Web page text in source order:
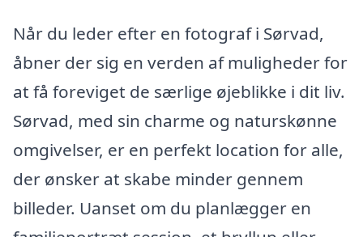
Når du leder efter en fotograf i Sørvad,
åbner der sig en verden af muligheder for
at få foreviget de særlige øjeblikke i dit liv.
Sørvad, med sin charme og naturskønne
omgivelser, er en perfekt location for alle,
der ønsker at skabe minder gennem
billeder. Uanset om du planlægger en